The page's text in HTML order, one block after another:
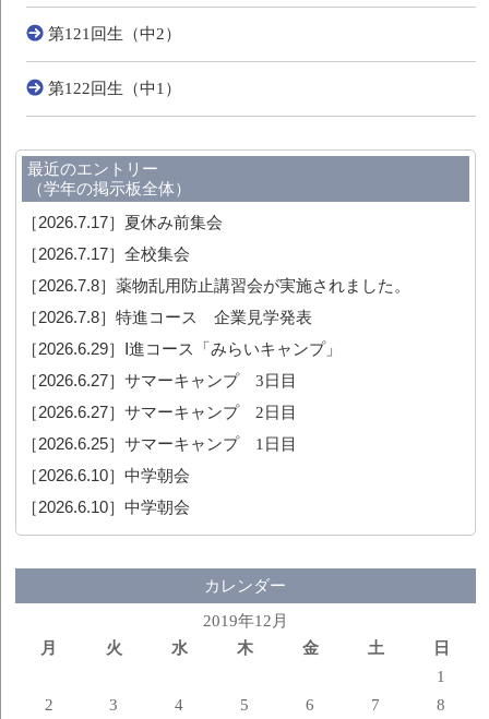
第121回生（中2）
第122回生（中1）
最近のエントリー
（学年の掲示板全体）
［2026.7.17］ 夏休み前集会
［2026.7.17］全校集会
［2026.7.8］薬物乱用防止講習会が実施されました。
［2026.7.8］特進コース 企業見学発表
［2026.6.29］ Ⅰ進コース「みらいキャンプ」
［2026.6.27］サマーキャンプ 3日目
［2026.6.27］サマーキャンプ 2日目
［2026.6.25］サマーキャンプ 1日目
［2026.6.10］中学朝会
［2026.6.10］中学朝会
カレンダー
2019年12月
月
火 水 木 金 土 日
1
2
3 4 5 6 7
8